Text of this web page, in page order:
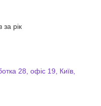
за рік
28, офіс 19, Київ,